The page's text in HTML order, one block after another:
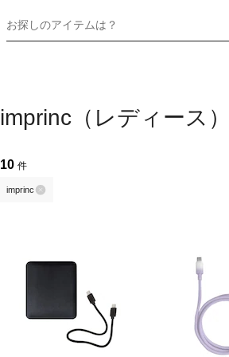
お探しのアイテムは？
imprinc（レディース）
10 件
imprinc